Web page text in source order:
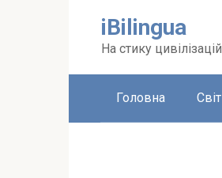
iBilingua
На стику цивілізацій
Головна Світ